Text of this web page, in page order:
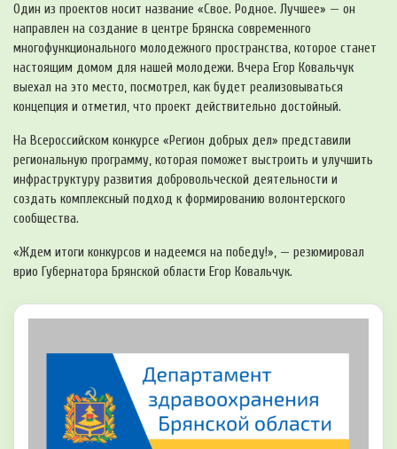
Один из проектов носит название «Свое. Родное. Лучшее» — он
направлен на создание в центре Брянска современного
многофункционального молодежного пространства, которое станет
настоящим домом для нашей молодежи. Вчера Егор Ковальчук
выехал на это место, посмотрел, как будет реализовываться
концепция и отметил, что проект действительно достойный.
На Всероссийском конкурсе «Регион добрых дел» представили
региональную программу, которая поможет выстроить и улучшить
инфраструктуру развития добровольческой деятельности и
создать комплексный подход к формированию волонтерского
сообщества.
«Ждем итоги конкурсов и надеемся на победу!», — резюмировал
врио Губернатора Брянской области Егор Ковальчук.